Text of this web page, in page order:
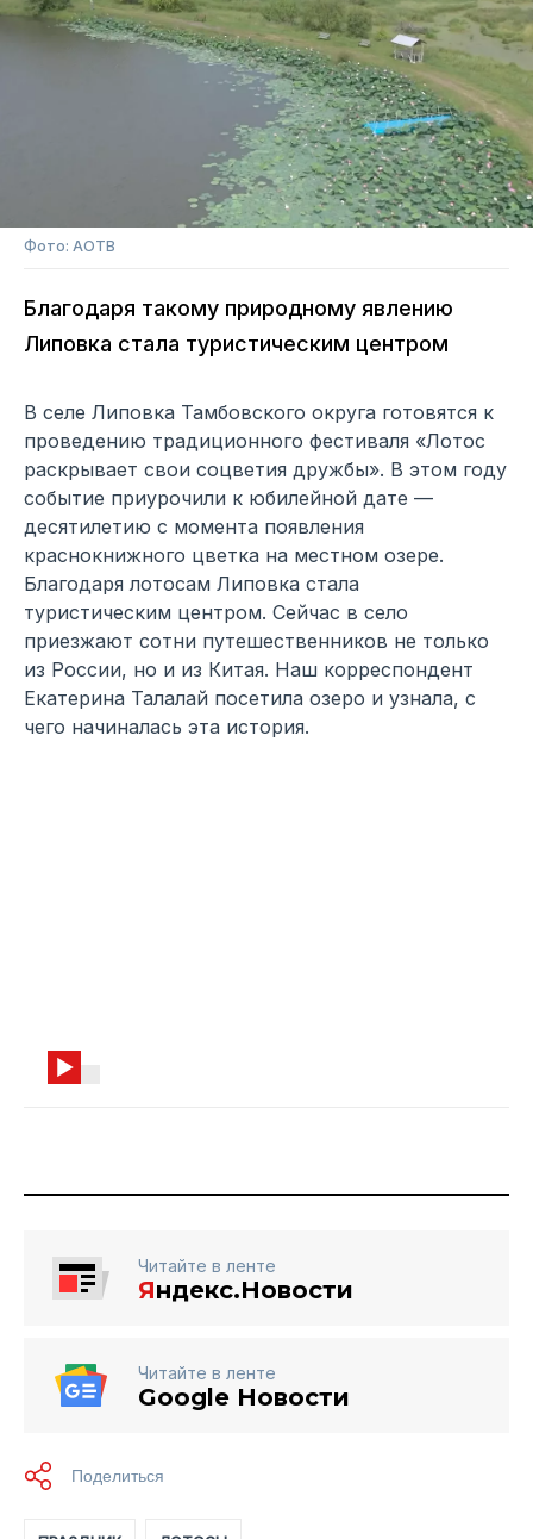
Фото: АОТВ
Благодаря такому природному явлению
Липовка стала туристическим центром
В селе Липовка Тамбовского округа готовятся к
проведению традиционного фестиваля «Лотос
раскрывает свои соцветия дружбы». В этом году
событие приурочили к юбилейной дате —
десятилетию с момента появления
краснокнижного цветка на местном озере.
Благодаря лотосам Липовка стала
туристическим центром. Сейчас в село
приезжают сотни путешественников не только
из России, но и из Китая. Наш корреспондент
Екатерина Талалай посетила озеро и узнала, с
чего начиналась эта история.
Читайте в ленте
Яндекс.Новости
Читайте в ленте
Google Новости